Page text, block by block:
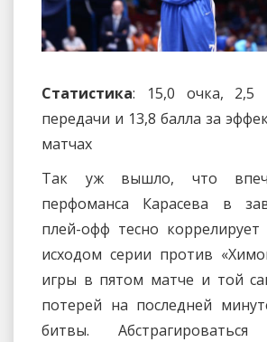
Статистика: 15,0 очка, 2,5
передачи и 13,8 балла за
матчах
Так уж вышло, что
перфоманса Карасева в
плей-офф тесно
исходом серии против
игры в пятом матче и той
потерей на последней
битвы.